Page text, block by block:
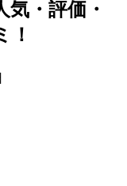
・評価・
！